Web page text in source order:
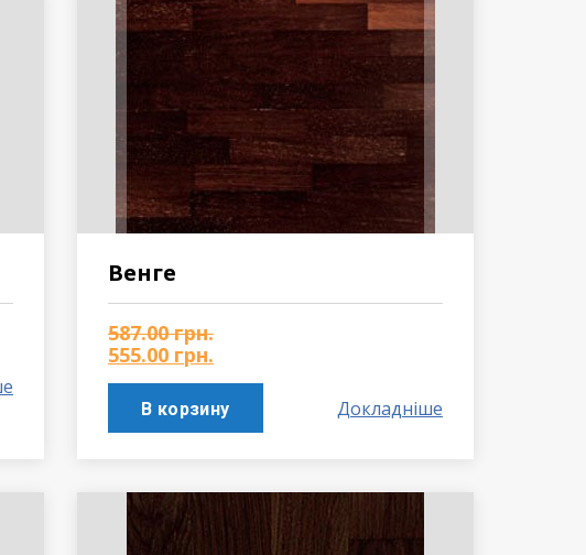
Венге
587.00грн.
555.00 грн.
В корзину Докладніше